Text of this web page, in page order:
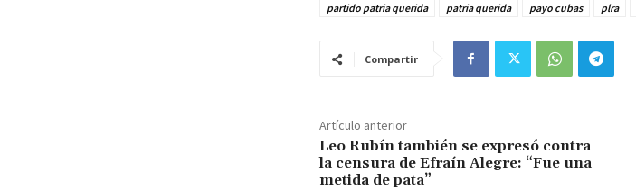
partido patria querida
patria querida payo cubas plra
Compartir
Artículo anterior
Leo Rubín también se expresó contra
la censura de Efraín Alegre: “Fue una
metida de pata”